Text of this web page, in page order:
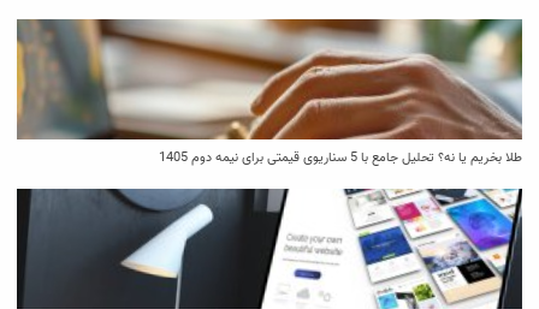
طلا بخریم یا نه؟ تحلیل جامع با 5 سناریوی قیمتی برای نیمه دوم 1405